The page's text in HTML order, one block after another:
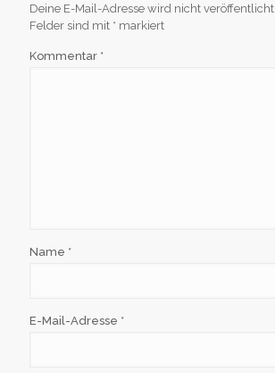
Deine E-Mail-Adresse wird nicht veröffentlicht.
Felder sind mit * markiert
Kommentar *
Name *
E-Mail-Adresse *